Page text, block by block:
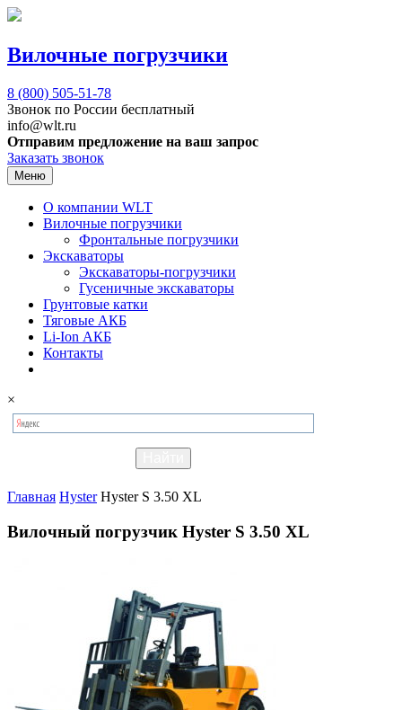
Вилочные погрузчики
8 (800) 505-51-78
Звонок по России бесплатный
info@wlt.ru
Отправим предложение на ваш запрос
Заказать звонок
Меню
О компании WLT
Вилочные погрузчики
Фронтальные погрузчики
Экскаваторы
Экскаваторы-погрузчики
Гусеничные экскаваторы
Грунтовые катки
Тяговые АКБ
Li-Ion АКБ
Контакты
×
Главная Hyster Hyster S 3.50 XL
Вилочный погрузчик Hyster S 3.50 XL